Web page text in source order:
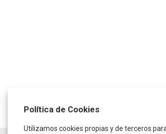
Política de Cookies
Utilizamos cookies propias y de terceros